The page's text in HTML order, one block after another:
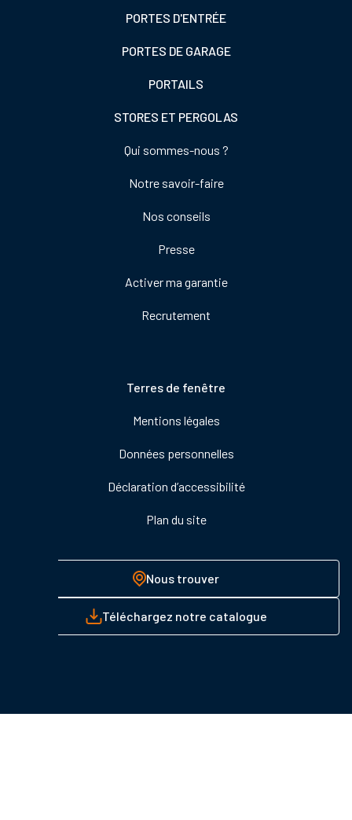
PORTES D'ENTRÉE
PORTES DE GARAGE
PORTAILS
STORES ET PERGOLAS
Qui sommes-nous ?
Notre savoir-faire
Nos conseils
Presse
Activer ma garantie
Recrutement
Terres de fenêtre
Mentions légales
Données personnelles
Déclaration d’accessibilité
Plan du site
Nous trouver
Téléchargez notre catalogue